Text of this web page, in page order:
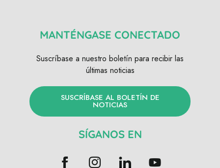
MANTÉNGASE CONECTADO
Suscríbase a nuestro boletín para recibir las
últimas noticias
SUSCRÍBASE AL BOLETÍN DE
NOTICIAS
SÍGANOS EN